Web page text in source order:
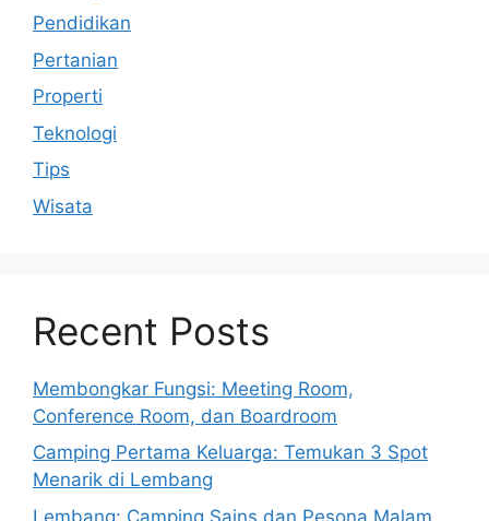
Pendidikan
Pertanian
Properti
Teknologi
Tips
Wisata
Recent Posts
Membongkar Fungsi: Meeting Room,
Conference Room, dan Boardroom
Camping Pertama Keluarga: Temukan 3 Spot
Menarik di Lembang
Lembang: Camping Sains dan Pesona Malam